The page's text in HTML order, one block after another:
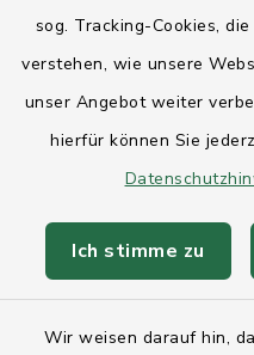
sog. Tracking-Cookies,
verstehen, wie unsere
unser Angebot weiter
hierfür können Sie
Ich stimme zu
Wir weisen darauf hin,
Landesregierung
Kreis Rendsburg-
AktivRegion